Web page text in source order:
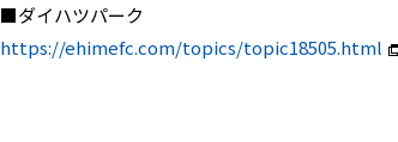
■ダイハツパーク
https://ehimefc.com/topics/topic18505.html